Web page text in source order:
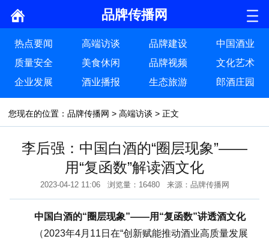
品牌传播网
热点要闻 高端访谈 品牌建设
中国酒业
质量安全
美食休闲 品牌视频
文化艺术
企业发展
酒业播报 生态旅游 郎酒庄园
您现在的位置： 品牌传播网 > 高端访谈 > 正文
李后强：中国白酒的“圈层现象”——
用“复函数”解读酒文化
2023-04-12 11:06 浏览量：16480 来源：品牌传播网
中国白酒的“圈层现象”——用“复函数”讲透酒文化
（2023年4月11日在“创新赋能推动酒业高质量发展